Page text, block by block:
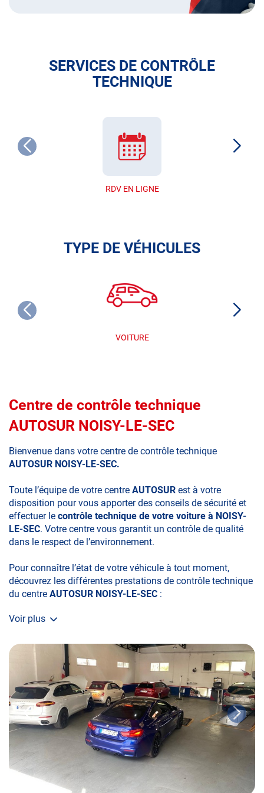
SERVICES DE CONTRÔLE
TECHNIQUE
RDV EN LIGNE
TYPE DE VÉHICULES
VOITURE
Centre de contrôle technique
AUTOSUR NOISY-LE-SEC
Bienvenue dans votre centre de contrôle technique
AUTOSUR NOISY-LE-SEC.
Toute l’équipe de votre centre AUTOSUR est à votre
disposition pour vous apporter des conseils de sécurité et
effectuer le contrôle technique de votre voiture à NOISY-
LE-SEC. Votre centre vous garantit un contrôle de qualité
dans le respect de l’environnement.
Pour connaître l’état de votre véhicule à tout moment,
découvrez les différentes prestations de contrôle technique
du centre AUTOSUR NOISY-LE-SEC :
• le contrôle technique obligatoire
• la contre-visite
• le contrôle pollution
• le contrôle des véhicules hybrides ou électriques
• le contrôle technique des véhicules GPL/Gaz*
• le pré-contrôle contrôle technique ou contrôle technique
volontaire / partiel
N’attendez plus pour votre sécurité et faire vérifier votre
Voir plus